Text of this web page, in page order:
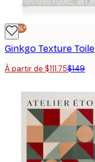
-25%*
Ginkgo Texture Toile
À partir de $111.75$149